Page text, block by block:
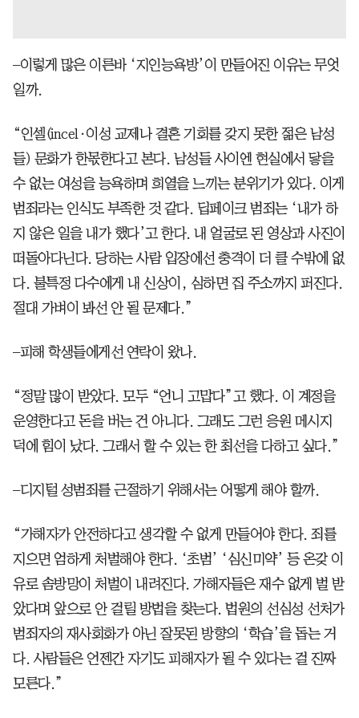
–이렇게 많은 이른바 ‘지인능욕방’이 만들어진 이유는 무엇
일까.
“인셀(incel·이성 교제나 결혼 기회를 갖지 못한 젊은 남성
들) 문화가 한몫한다고 본다. 남성들 사이엔 현실에서 닿을
수 없는 여성을 능욕하며 희열을 느끼는 분위기가 있다. 이게
범죄라는 인식도 부족한 것 같다. 딥페이크 범죄는 ‘내가 하
지 않은 일을 내가 했다’고 한다. 내 얼굴로 된 영상과 사진이
떠돌아다닌다. 당하는 사람 입장에선 충격이 더 클 수밖에 없
다. 불특정 다수에게 내 신상이, 심하면 집 주소까지 퍼진다.
절대 가벼이 봐선 안 될 문제다.”
–피해 학생들에게선 연락이 왔나.
“정말 많이 받았다. 모두 “언니 고맙다”고 했다. 이 계정을
운영한다고 돈을 버는 건 아니다. 그래도 그런 응원 메시지
덕에 힘이 났다. 그래서 할 수 있는 한 최선을 다하고 싶다.”
–디지털 성범죄를 근절하기 위해서는 어떻게 해야 할까.
“가해자가 안전하다고 생각할 수 없게 만들어야 한다. 죄를
지으면 엄하게 처벌해야 한다. ‘초범’ ‘심신미약’ 등 온갖 이
유로 솜방망이 처벌이 내려진다. 가해자들은 재수 없게 벌 받
았다며 앞으로 안 걸릴 방법을 찾는다. 법원의 선심성 선처가
범죄자의 재사회화가 아닌 잘못된 방향의 ‘학습’을 돕는 거
다. 사람들은 언젠간 자기도 피해자가 될 수 있다는 걸 진짜
모른다.”